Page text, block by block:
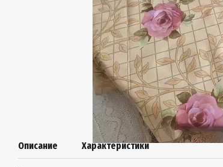
Описание Характеристики